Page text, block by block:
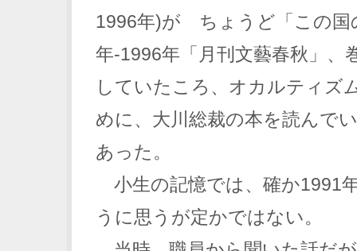
1996年)が ちょうど「この国
年-1996年「月刊文藝春秋」、
していたころ、オカルティズ
めに、大川総裁の本を読んで
あった。
小生の記憶では、確か1991
うに思うが定かではない。